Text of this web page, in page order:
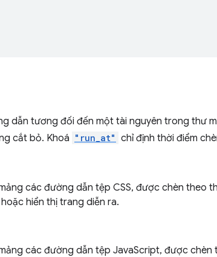
dẫn tương đối đến một tài nguyên trong thư
cắt bỏ. Khoá "run_at" chỉ định thời điểm
các đường dẫn tệp CSS, được chèn theo
hiển thị trang diễn ra.
các đường dẫn tệp JavaScript, được chèn